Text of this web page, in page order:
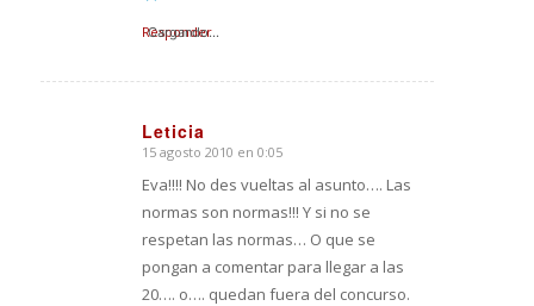
Cargando...
Responder
Leticia
Dice:
15 agosto 2010 en 0:05
Eva!!!! No des vueltas al asunto…. Las
normas son normas!!! Y si no se
respetan las normas… O que se
pongan a comentar para llegar a las
20…. o…. quedan fuera del concurso.